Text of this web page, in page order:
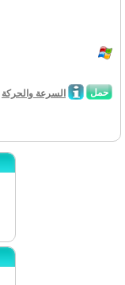
حمل السرعة والحركة